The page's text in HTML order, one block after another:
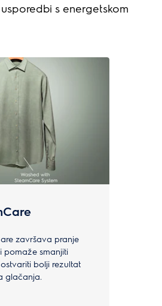
s energetskom
završava pranje
pomaže smanjiti
bolji rezultat
glačanja.